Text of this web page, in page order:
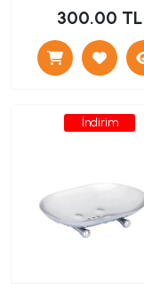
300.00 TL
İndirim